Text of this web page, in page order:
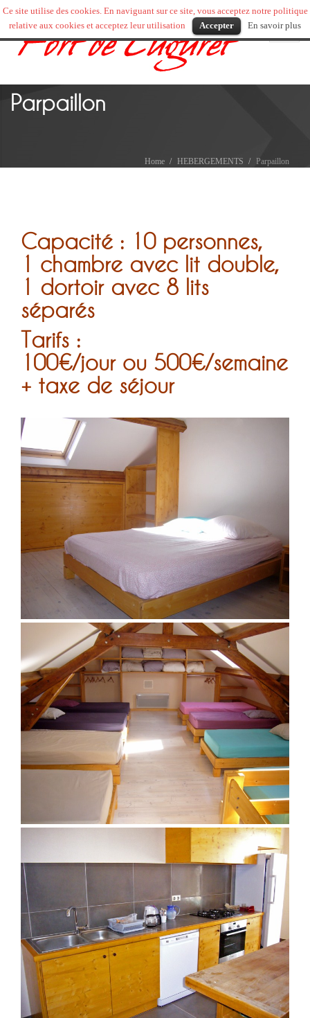
Toggle
Parpaillon
Home HEBERGEMENTS Parpaillon
Capacité : 10 personnes,
1 chambre avec lit double,
1 dortoir avec 8 lits
séparés
Tarifs :
100€/jour ou 500€/semaine
+ taxe de séjour
Ce site utilise des cookies. En naviguant sur ce site, vous acceptez notre politique
relative aux cookies et acceptez leur utilisation
Accepter En savoir plus